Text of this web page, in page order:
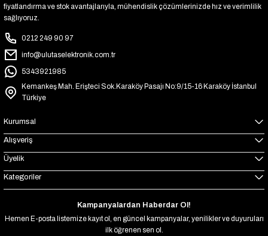
fiyatlandırma ve stok avantajlarıyla, mühendislik çözümlerinizde hız ve verimlilik
sağlıyoruz.
0212 249 90 97
info@ulutaselektronik.com.tr
5343921985
Kemankeş Mah. Erişteci Sok.Karaköy Pasajı No:9/15-16 Karaköy İstanbul
Türkiye
Kurumsal
Alışveriş
Üyelik
Kategoriler
Kampanyalardan Haberdar Ol!
Hemen E-posta listemize kayıt ol, en güncel kampanyalar, yenilikler ve duyuruları
ilk öğrenen sen ol.